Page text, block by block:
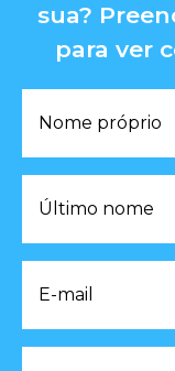
sua?
para ver
próprio
nome
mail